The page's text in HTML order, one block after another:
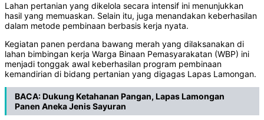
Lahan pertanian yang dikelola secara intensif ini menunjukkan
hasil yang memuaskan. Selain itu, juga menandakan keberhasilan
dalam metode pembinaan berbasis kerja nyata.
Kegiatan panen perdana bawang merah yang dilaksanakan di
lahan bimbingan kerja Warga Binaan Pemasyarakatan (WBP) ini
menjadi tonggak awal keberhasilan program pembinaan
kemandirian di bidang pertanian yang digagas Lapas Lamongan.
BACA:Dukung Ketahanan Pangan, Lapas Lamongan
Panen Aneka Jenis Sayuran